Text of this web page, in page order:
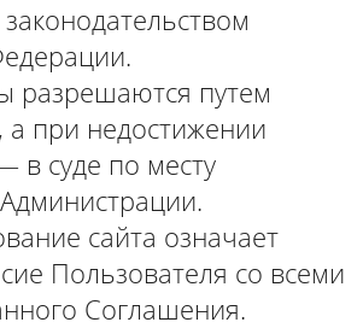
законодательством
разрешаются путем
а при недостижении
в суде по месту
сайта означает
Пользователя со всеми
Соглашения.